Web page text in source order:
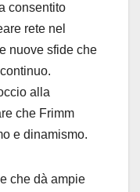
consentito
rete nel
nuove sfide che
alla
che Frimm
e dinamismo.
che dà ampie